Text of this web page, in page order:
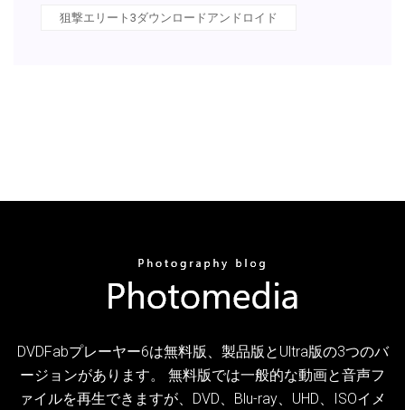
狙撃エリート3ダウンロードアンドロイド
DVDFabプレーヤー6は無料版、製品版とUltra版の3つのバ
ージョンがあります。 無料版では一般的な動画と音声フ
ァイルを再生できますが、DVD、Blu-ray、UHD、ISOイメ